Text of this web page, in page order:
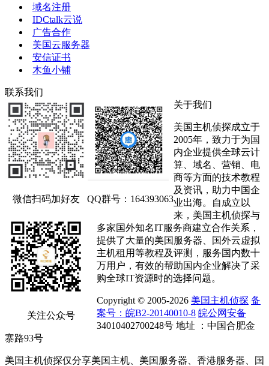
域名注册
IDCtalk云说
广告合作
美国云服务器
安信证书
木鱼小铺
联系我们
微信扫码加好友 QQ群号：164393063
关注公众号
关于我们
美国主机侦探成立于
2005年，致力于为国
内企业提供全球云计
算、域名、营销、电
商等方面的技术教程
及资讯，助力中国企
业出海。自成立以
来，美国主机侦探与
多家国外知名IT服务商建立合作关系，
提供了大量的美国服务器、国外云虚拟
主机租用等教程及评测，服务国内数十
万用户，有效的帮助国内企业解决了采
购全球IT资源时的选择问题。
Copyright © 2005-2026 美国主机侦探 备
案号：皖B2-20140010-8 皖公网安备
34010402700248号 地址 ：中国合肥金
寨路93号
美国主机侦探仅分享美国主机、美国服务器、香港服务器、国